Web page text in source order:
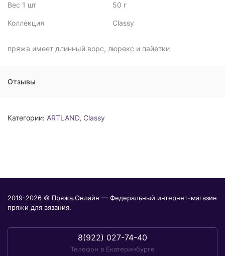
Вес 1 шт 50 г
Коллекция Classy
пряжа имеет длинный ворс, люрекс и пайетки
Отзывы
Категории: ARTLAND, Classy
2019-2026 © Пряжа.Онлайн — Федеральный интернет-магазин
пряжи для вязания.
8(922) 027-74-40
Телефон в Екатеринбурге